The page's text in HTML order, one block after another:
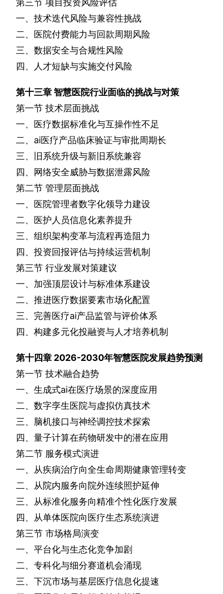
第三节 项目投资风险评估
一、技术迭代风险与兼容性挑战
二、医院付费能力与回款周期风险
三、数据安全与合规性风险
四、人才短缺与实施交付风险
第十三章智慧医院行业面临的挑战与对策
第一节 技术层面挑战
一、医疗数据标准化与互操作性不足
二、 ai医疗产品临床验证与审批周期长
三、旧系统升级与新旧系统兼容
四、网络安全威胁与数据泄露风险
第二节 管理层面挑战
一、医院管理者数字化领导力建设
二、医护人员信息化素养提升
三、组织架构变革与流程再造阻力
四、投资回报评估与持续运营机制
第三节 行业发展对策建议
一、加强顶层设计与标准体系建设
二、推进医疗数据要素市场化配置
三、完善医疗ai产品监管与评价体系
四、构建多元化投融资与人才培养机制
第十四章 2026-2030年智慧医院发展趋势预测
第一节 技术融合趋势
一、生成式ai在医疗场景的深度应用
二、数字孪生医院与虚拟仿真技术
三、脑机接口与神经调控技术探索
四、量子计算在药物研发中的潜在应用
第二节 服务模式演进
一、从疾病治疗向全生命周期健康管理转变
二、从院内服务向院外连续照护延伸
三、从标准化服务向精准个性化医疗发展
四、从单体医院向医疗生态系统演进
第三节 市场格局演变
一、平台化与生态化竞争加剧
二、专科化与细分赛道机会涌现
三、下沉市场与基层医疗信息化提速